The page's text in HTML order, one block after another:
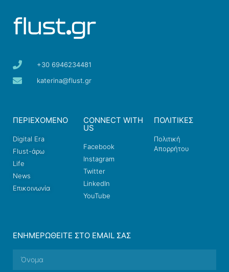
+30 6946234481
katerina@flust.gr
ΠΕΡΙΕΧΟΜΕΝΟ
Digital Era
Flust-άρω
Life
News
Επικοινωνία
CONNECT WITH
US
Facebook
Instagram
Twitter
LinkedIn
YouTube
ΠΟΛΙΤΙΚΕΣ
Πολιτική
Απορρήτου
ΕΝΗΜΕΡΩΘΕΊΤΕ ΣΤΟ EMAIL ΣΑΣ